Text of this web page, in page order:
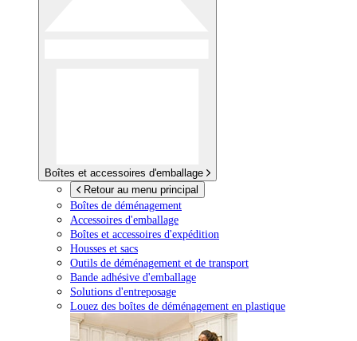
Boîtes et accessoires d'emballage
Retour au menu principal
Boîtes de déménagement
Accessoires d'emballage
Boîtes et accessoires d'expédition
Housses et sacs
Outils de déménagement et de transport
Bande adhésive d'emballage
Solutions d'entreposage
Louez des boîtes de déménagement en plastique